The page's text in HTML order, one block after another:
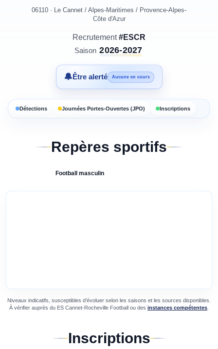
06110 · Le Cannet / Alpes-Maritimes / Provence-Alpes-
Côte d'Azur
Recrutement#ESCR
Saison 2026-2027
🔔Être alerté Aucune en cours
Détections Journées Portes-Ouvertes (JPO) Inscriptions
Repères sportifs
Football masculin
Niveaux indicatifs, susceptibles d’évoluer selon les saisons et les sources disponibles.
À vérifier auprès du ES Cannet-Rocheville Football ou des instances compétentes
Inscriptions